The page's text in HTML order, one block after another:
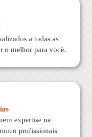
a todas as
o melhor para você.
expertise na
profissionais